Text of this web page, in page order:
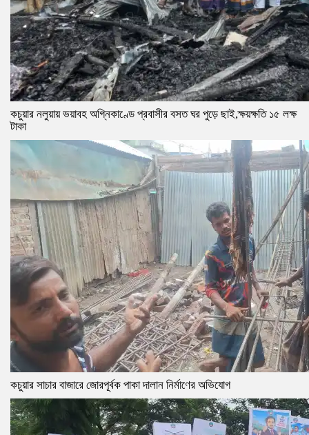
কচুয়ার নলুয়ায় ভয়াবহ অগ্নিকাণ্ডে প্রবাসীর বসত ঘর পুড়ে ছাই,ক্ষয়ক্ষতি ১৫ লক্ষ
টাকা
কচুয়ার সাচার বাজারে জোরপূর্বক পাকা দালান নির্মাণের অভিযোগ